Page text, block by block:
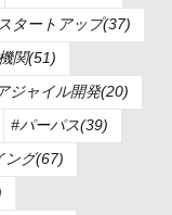
タートアップ(37)
関(51)
ジャイル開発(20)
#パーパス(39)
ング(67)